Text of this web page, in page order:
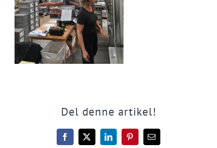
Del denne artikel!
Facebook
X LinkedInPinterest
E-